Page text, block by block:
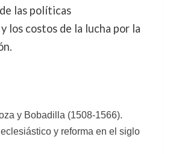
las políticas
los costos de la lucha por la
y Bobadilla (1508-1566).
y reforma en el siglo